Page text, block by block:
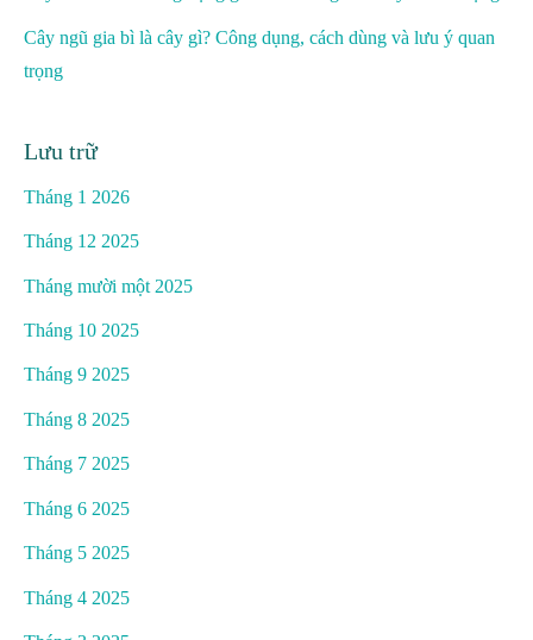
Cây ngũ gia bì là cây gì? Công dụng, cách dùng và lưu ý quan
trọng
Lưu trữ
Tháng 1 2026
Tháng 12 2025
Tháng mười một 2025
Tháng 10 2025
Tháng 9 2025
Tháng 8 2025
Tháng 7 2025
Tháng 6 2025
Tháng 5 2025
Tháng 4 2025